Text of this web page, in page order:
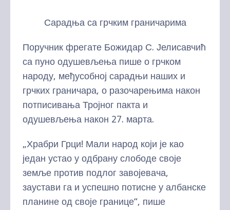
Сарадња са грчким граничарима
Поручник фрегате Божидар С. Јелисавчић
са пуно одушевљења пише о грчком
народу, међусобној сарадњи наших и
грчких граничара, о разочарењима након
потписивања Тројног пакта и
одушевљења након 27. марта.
„Храбри Грци! Мали народ који је као
један устао у одбрану слободе своје
земље против подлог завојевача,
заустави га и успешно потисне у албанске
планине од своје границе“, пише